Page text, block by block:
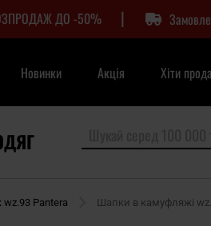
ДО -50% |
Новинки Акція Хіти
Pantera Шапки в камуфляжі